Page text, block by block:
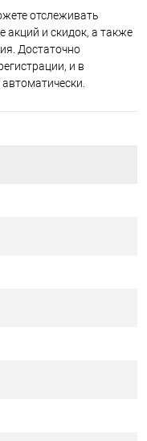
отслеживать
акций и скидок, а также
Достаточно
и в